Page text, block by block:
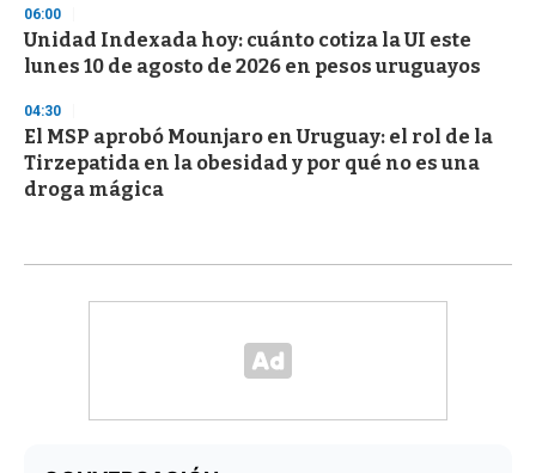
06:00
Unidad Indexada hoy: cuánto cotiza la UI este
lunes 10 de agosto de 2026 en pesos uruguayos
04:30
El MSP aprobó Mounjaro en Uruguay: el rol de la
Tirzepatida en la obesidad y por qué no es una
droga mágica